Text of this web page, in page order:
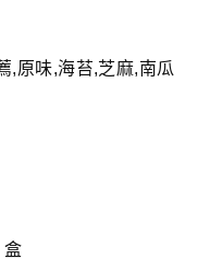
,原味,海苔,芝麻,南瓜
盒